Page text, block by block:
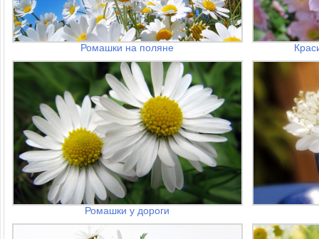
Ромашки на поляне
Ромашки у дороги